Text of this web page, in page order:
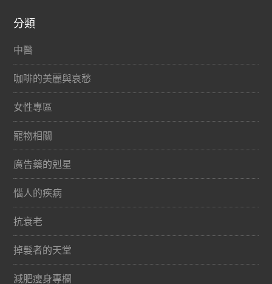
分類
中醫
咖啡的美麗與哀愁
女性專區
寵物相關
廣告藥的剋星
惱人的疾病
抗衰老
掉髮者的天堂
減肥瘦身專欄